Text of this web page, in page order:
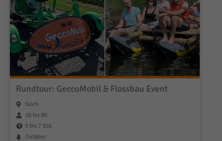
Rundtour: GeccoMobil & Flossbau Event
Goch
10 bis 80
5 bis 7 Std.
Outdoor